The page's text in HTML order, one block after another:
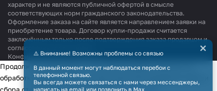
характер и не являются публичной офертой в смысле
соответствующих норм гражданского законодательства.
Оформление заказа на сайте является направлением заявки на
приобретение товара. Договор купли-продажи считается
заключённым только после подтверждения заказа продавцом и
согласования всех условий.
КонфиденциальностьОферта
⚠️ Внимание! Возможны проблемы со связью
В данный момент могут наблюдаться перебои с
телефонной связью.
Вы всегда можете связаться с нами через мессенджеры,
написать на email или позвонить в Max
×
Продолжая использовать наш сайт, вы даёте согласие на
обработку файлов cookie в целях функционирования сайта и
сбора статистики в соответствии сполитикой